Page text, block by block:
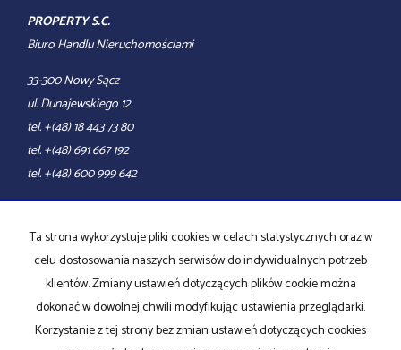
PROPERTY S.C.
Biuro Handlu Nieruchomościami
33-300 Nowy Sącz
ul. Dunajewskiego 12
tel. +(48) 18 443 73 80
tel. +(48) 691 667 192
tel. +(48) 600 999 642
Mieszkaniana wynajem
Domyna wynajem
Działkina wynajem
Lokalena wynajem
Hale
na wynajem
Obiektyna wynajem
Ta strona wykorzystuje pliki cookies w celach statystycznych oraz w
celu dostosowania naszych serwisów do indywidualnych potrzeb
klientów. Zmiany ustawień dotyczących plików cookie można
dokonać w dowolnej chwili modyfikując ustawienia przeglądarki.
Korzystanie z tej strony bez zmian ustawień dotyczących cookies